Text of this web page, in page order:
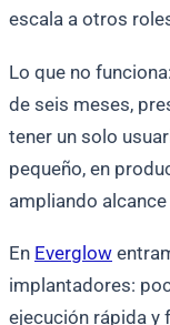
escala a otros
Lo que no
de seis meses,
tener un solo
pequeño, en
ampliando
En Everglow
implantadores:
ejecución rápida y